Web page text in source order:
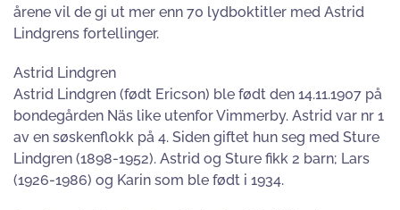
årene vil de gi ut mer enn 70 lydboktitler med Astrid
Lindgrens fortellinger.
Astrid Lindgren
Astrid Lindgren (født Ericson) ble født den 14.11.1907 på
bondegården Näs like utenfor Vimmerby. Astrid var nr 1
av en søskenflokk på 4. Siden giftet hun seg med Sture
Lindgren (1898-1952). Astrid og Sture fikk 2 barn; Lars
(1926-1986) og Karin som ble født i 1934.